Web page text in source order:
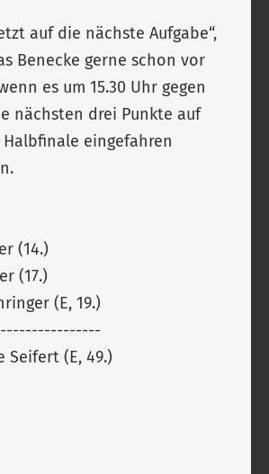
auf die nächste Aufgabe“,
Benecke gerne schon vor
es um 15.30 Uhr gegen
nächsten drei Punkte auf
Halbfinale eingefahren
(14.)
(17.)
(E, 19.)
Seifert (E, 49.)